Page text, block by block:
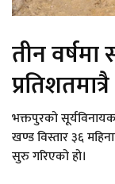
तीन
भक्तपुरको
खण्ड विस्तार ३६
सुरु गरिएको हो।